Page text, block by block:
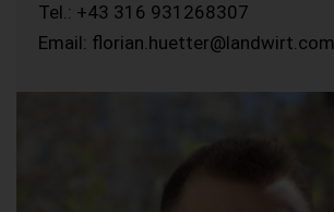
Tel.: +43 316 931268307
Email: florian.huetter@landwirt.com